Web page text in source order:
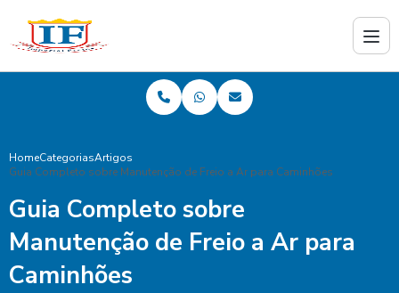
HomeCategoriasArtigos
Guia Completo sobre Manutenção de Freio a Ar para Caminhões
Guia Completo sobre
Manutenção de Freio a Ar para
Caminhões